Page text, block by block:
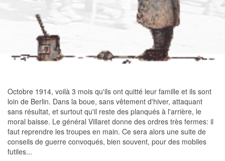
Octobre 1914, voilà 3 mois qu'ils ont quitté leur famille et ils sont
loin de Berlin. Dans la boue, sans vêtement d'hiver, attaquant
sans résultat, et surtout qu'il reste des planqués à l'arrière, le
moral baisse. Le général Villaret donne des ordres très fermes: il
faut reprendre les troupes en main. Ce sera alors une suite de
conseils de guerre convoqués, bien souvent, pour des mobiles
futiles...